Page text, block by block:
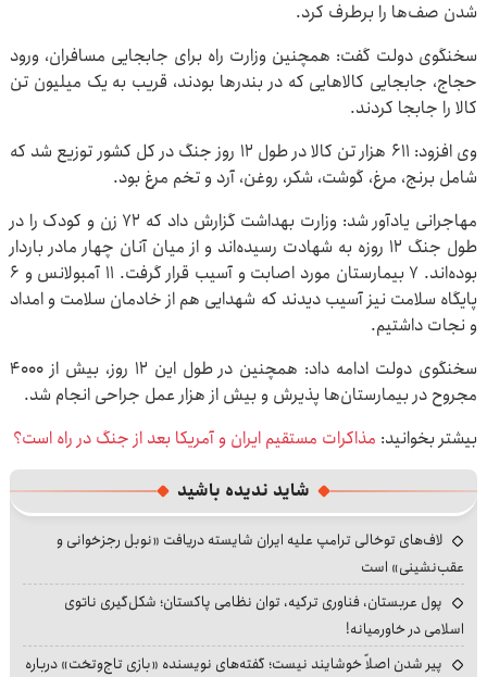
شدن صف‌ها را برطرف کرد.
سخنگوی دولت گفت: همچنین وزارت راه برای جابجایی مسافران، ورود
حجاج، جابجایی کالاهایی که در بندرها بودند، قریب به یک میلیون تن
کالا را جابجا کردند.
وی افزود: ۶۱۱ هزار تن کالا در طول ۱۲ روز جنگ در کل کشور توزیع شد که
شامل برنج، مرغ، گوشت، شکر، روغن، آرد و تخم مرغ بود.
مهاجرانی یادآور شد: وزارت بهداشت گزارش داد که ۷۲ زن و کودک را در
طول جنگ ۱۲ روزه به شهادت رسیده‌اند و از میان آنان چهار مادر باردار
بوده‌اند. ۷ بیمارستان مورد اصابت و آسیب قرار گرفت. ۱۱ آمبولانس و ۶
پایگاه سلامت نیز آسیب دیدند که شهدایی هم از خادمان سلامت و امداد
و نجات داشتیم.
سخنگوی دولت ادامه داد: همچنین در طول این ۱۲ روز، بیش از ۴۰۰۰
مجروح در بیمارستان‌ها پذیرش و بیش از هزار عمل جراحی انجام شد.
بیشتر بخوانید: مذاکرات مستقیم ایران و آمریکا بعد از جنگ در راه است؟
شاید ندیده باشید
لاف‌های توخالی ترامپ علیه ایران شایسته دریافت «نوبل رجزخوانی و
عقب‌نشینی» است
پول عربستان، فناوری ترکیه، توان نظامی پاکستان؛ شکل‌گیری ناتوی
اسلامی در خاورمیانه!
پیر شدن اصلاً خوشایند نیست؛ گفته‌های نویسنده «بازی تاج‌وتخت» درباره